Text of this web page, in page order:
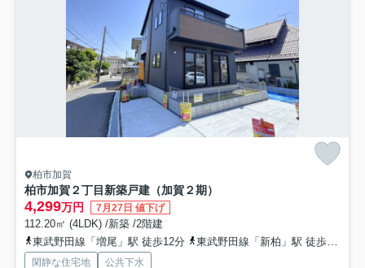
柏市加賀
柏市加賀２丁目新築戸建（加賀２期）
4,299万円 7月27日 値下げ
112.20㎡ (4LDK) /新築 /2階建
東武野田線「増尾」駅 徒歩12分
東武野田線「新柏」駅 徒歩17分
閑静な住宅地 公共下水